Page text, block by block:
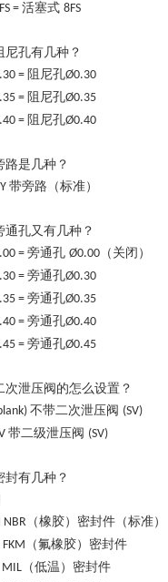
=活塞式 8FS
尼孔有几种？
= 阻尼孔Ø0.30
= 阻尼孔Ø0.35
= 阻尼孔Ø0.40
路是几种？
带旁路（标准）
通孔又有几种？
=旁通孔 Ø0.00 （关闭）
=旁通孔Ø0.30
=旁通孔Ø0.35
=旁通孔Ø0.40
=旁通孔Ø0.45
次泄压阀的怎么设置？
不带二次泄压阀 (SV)
带二级泄压阀 (SV)
封有几种？
NBR （橡胶）密封件（标准）
FKM （氟橡胶）密封件
MIL （低温）密封件